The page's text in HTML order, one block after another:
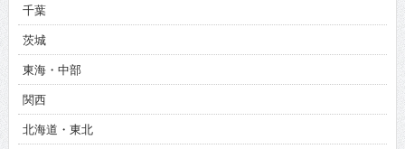
千葉
茨城
東海・中部
関西
北海道・東北